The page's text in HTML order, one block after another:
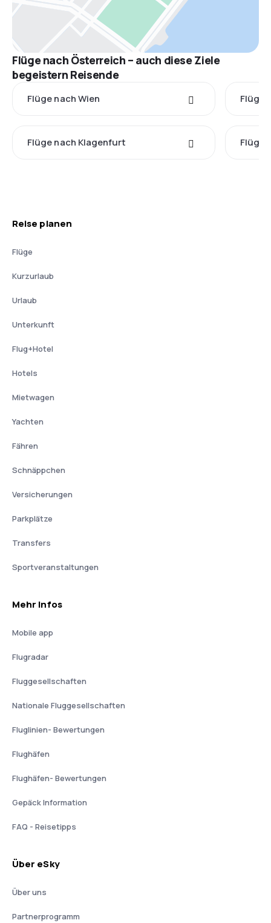
Flüge nach Österreich – auch diese Ziele
begeistern Reisende
Flüge nach Wien Flüge
Flüge nach Klagenfurt Flüge
Reise planen
Flüge
Kurzurlaub
Urlaub
Unterkunft
Flug+Hotel
Hotels
Mietwagen
Yachten
Fähren
Schnäppchen
Versicherungen
Parkplätze
Transfers
Sportveranstaltungen
Mehr Infos
Mobile app
Flugradar
Fluggesellschaften
Nationale Fluggesellschaften
Fluglinien- Bewertungen
Flughäfen
Flughäfen- Bewertungen
Gepäck Information
FAQ - Reisetipps
Über eSky
Über uns
Partnerprogramm